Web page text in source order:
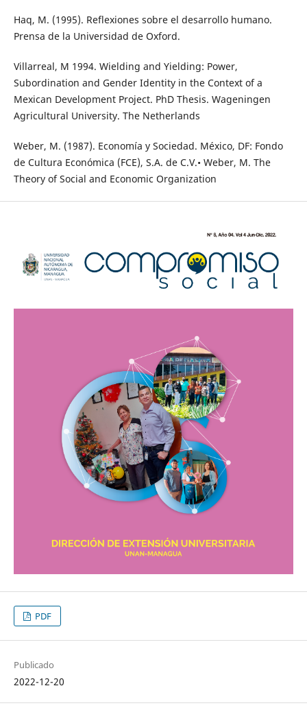
Haq, M. (1995). Reflexiones sobre el desarrollo humano.
Prensa de la Universidad de Oxford.
Villarreal, M 1994. Wielding and Yielding: Power,
Subordination and Gender Identity in the Context of a
Mexican Development Project. PhD Thesis. Wageningen
Agricultural University. The Netherlands
Weber, M. (1987). Economía y Sociedad. México, DF: Fondo
de Cultura Económica (FCE), S.A. de C.V.• Weber, M. The
Theory of Social and Economic Organization
PDF
Publicado
2022-12-20